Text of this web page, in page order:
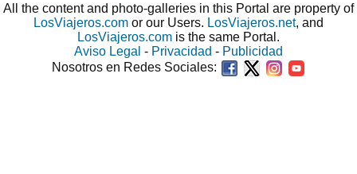
All the content and photo-galleries in this Portal are property of
LosViajeros.com or our Users. LosViajeros.net, and
LosViajeros.com is the same Portal.
Aviso Legal - Privacidad - Publicidad
Nosotros en Redes Sociales: